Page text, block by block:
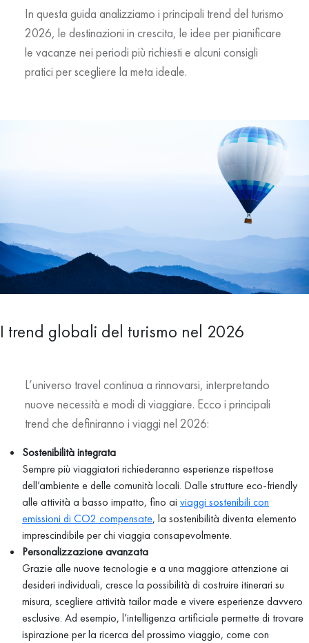
In questa guida analizziamo i principali trend del turismo
2026, le destinazioni in crescita, le idee per pianificare
le vacanze nei periodi più richiesti e alcuni consigli
pratici per scegliere la meta ideale.
I trend globali del turismo nel 2026
L’universo travel continua a rinnovarsi, interpretando
nuove necessità e modi di viaggiare. Ecco i principali
trend che definiranno i viaggi nel 2026:
Sostenibilità integrata
Sempre più viaggiatori richiederanno esperienze rispettose
dell’ambiente e delle comunità locali. Dalle strutture eco-friendly
alle attività a basso impatto, fino ai viaggi sostenibili con
emissioni di CO2 compensate, la sostenibilità diventa elemento
imprescindibile per chi viaggia consapevolmente.
Personalizzazione avanzata
Grazie alle nuove tecnologie e a una maggiore attenzione ai
desideri individuali, cresce la possibilità di costruire itinerari su
misura, scegliere attività tailor made e vivere esperienze davvero
esclusive. Ad esempio, l’intelligenza artificiale permette di trovare
ispirazione per la ricerca del prossimo viaggio, come con